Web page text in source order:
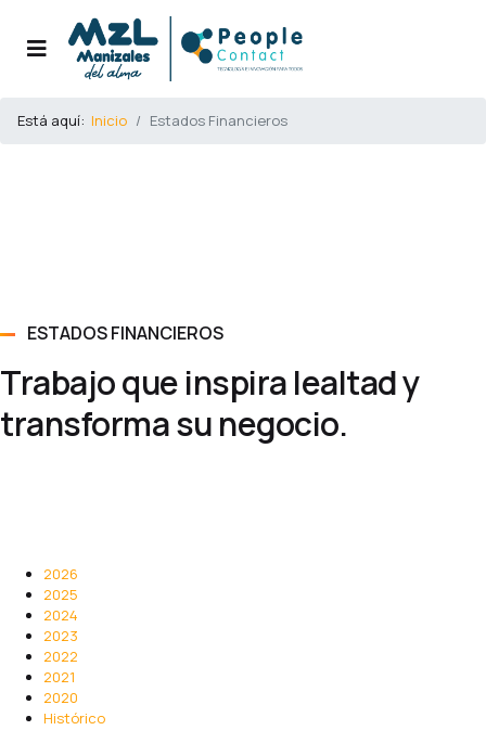
Está aquí: Inicio Estados Financieros
ESTADOS FINANCIEROS
Trabajo que inspira lealtad y
transforma su negocio.
2026
2025
2024
2023
2022
2021
2020
Histórico